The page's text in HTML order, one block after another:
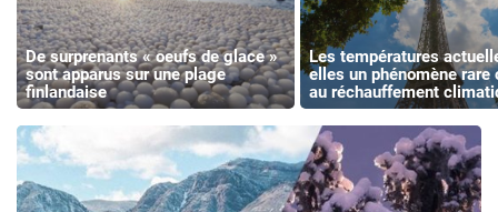
De surprenants « oeufs de glace »
sont apparus sur une plage
finlandaise
Les températures
elles un phénomène rare
au réchauffement